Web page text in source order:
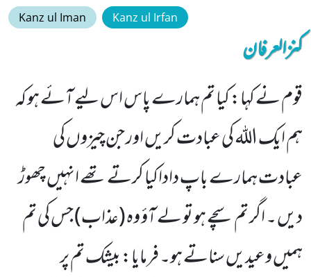
Kanz ul Iman Kanz ul Irfan
کنزالعرفان
قوم نے کہا: کیا تم ہمارے پاس اس لیے آئے ہو کہ
ہم ایک اللہ کی عبادت کریں اور جن چیزوں کی
عبادت ہمارے باپ داداکیا کرتے تھے انہیں چھوڑ
دیں ۔ اگر تم سچے ہو تو لے آؤ وہ (عذاب) جس کی تم
ہمیں وعیدیں سناتے ہو۔ فرمایا: بیشک تم پر